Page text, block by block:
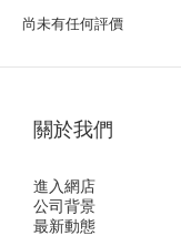
尚未有任何評價
關於我們
進入網店
公司背景
最新動態